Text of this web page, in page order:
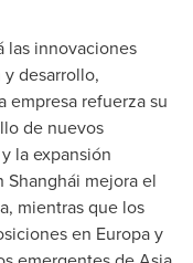
las innovaciones
desarrollo,
empresa refuerza su
de nuevos
la expansión
Shanghái mejora el
mientras que los
en Europa y